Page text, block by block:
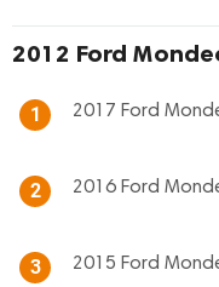
2012 Ford
1 2017 Ford
2 2016 Ford
3 2015 Ford